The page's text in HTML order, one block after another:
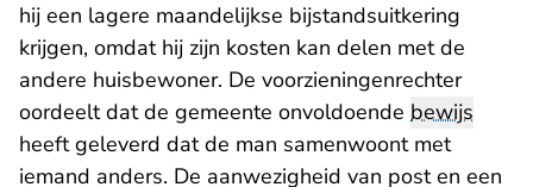
hij een lagere maandelijkse bijstandsuitkering
krijgen, omdat hij zijn kosten kan delen met de
andere huisbewoner. De voorzieningenrechter
oordeelt dat de gemeente onvoldoende bewijs
heeft geleverd dat de man samenwoont met
iemand anders. De aanwezigheid van post en een